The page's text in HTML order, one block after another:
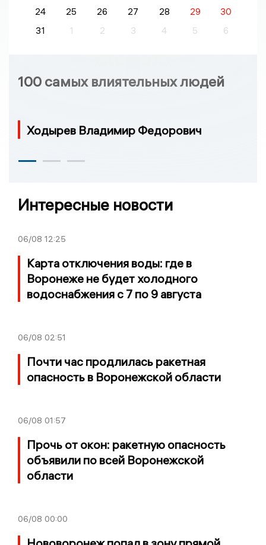
24 25 26 27 28 29
30
31
1 2 3 4 5 6
100 самых влиятельных людей
Ходырев Владимир Федорович
Интересные новости
06/08 12:25
Карта отключения воды: где в
Воронеже не будет холодного
водоснабжения с 7 по 9 августа
06/08 02:51
Почти час продлилась ракетная
опасность в Воронежской области
06/08 01:57
Прочь от окон: ракетную опасность
объявили по всей Воронежской
области
06/08 00:00